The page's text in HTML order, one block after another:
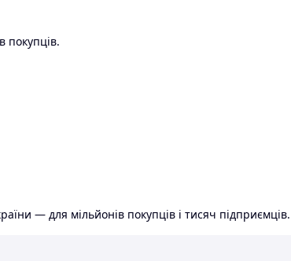
покупців.
— для мільйонів покупців і тисяч підприємців.